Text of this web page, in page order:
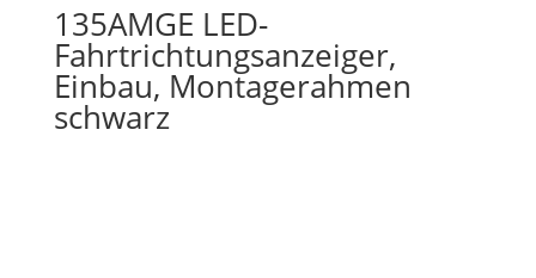
135AMGE LED-
Fahrtrichtungsanzeiger,
Einbau, Montagerahmen
schwarz